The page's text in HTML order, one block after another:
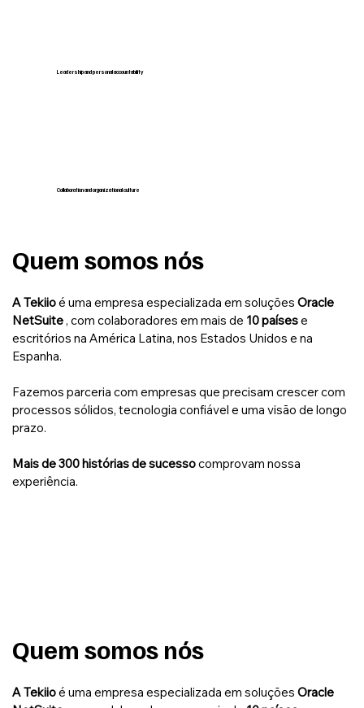
Leadership and personal accountability
Collaboration and organizational culture
Quem somos nós
A Tekiioé uma empresa especializada em soluções Oracle
NetSuite, com colaboradores em mais de 10 paísese
escritórios na América Latina, nos Estados Unidos e na
Espanha.
Fazemos parceria com empresas que precisam crescer com
processos sólidos, tecnologia confiável e uma visão de longo
prazo.
Mais de 300 histórias de sucessocomprovam nossa
experiência.
Quem somos nós
A Tekiioé uma empresa especializada em soluções Oracle